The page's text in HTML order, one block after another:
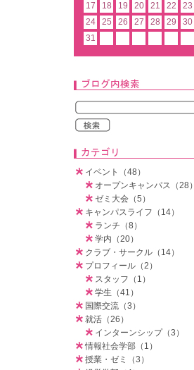
17
18 19 20 21 22
23
24
25 26 27 28 29
30
31
イベント（48）
オープンキャンパス（28）
ゼミ大会（5）
キャンパスライフ（14）
ランチ（8）
学内（20）
クラブ・サークル（14）
プロフィール（2）
スタッフ（1）
学生（41）
国際交流（3）
就活（26）
インターンシップ（3）
情報社会学部（1）
授業・ゼミ（3）